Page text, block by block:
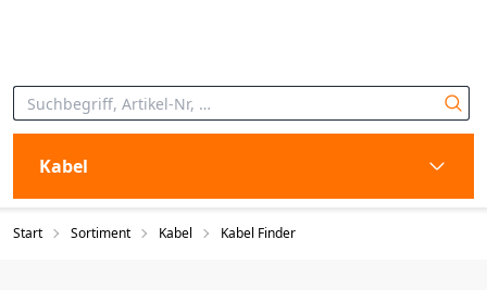
Kabel
Start Sortiment Kabel Kabel Finder